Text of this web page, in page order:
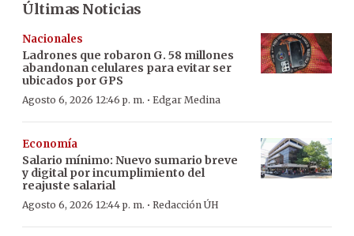
Últimas Noticias
Nacionales
Ladrones que robaron G. 58 millones
abandonan celulares para evitar ser
ubicados por GPS
Agosto 6, 2026 12:46 p. m. · Edgar Medina
Economía
Salario mínimo: Nuevo sumario breve
y digital por incumplimiento del
reajuste salarial
Agosto 6, 2026 12:44 p. m. · Redacción ÚH